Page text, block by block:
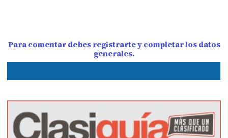
Para comentar debes registrarte y completar los datos
generales.